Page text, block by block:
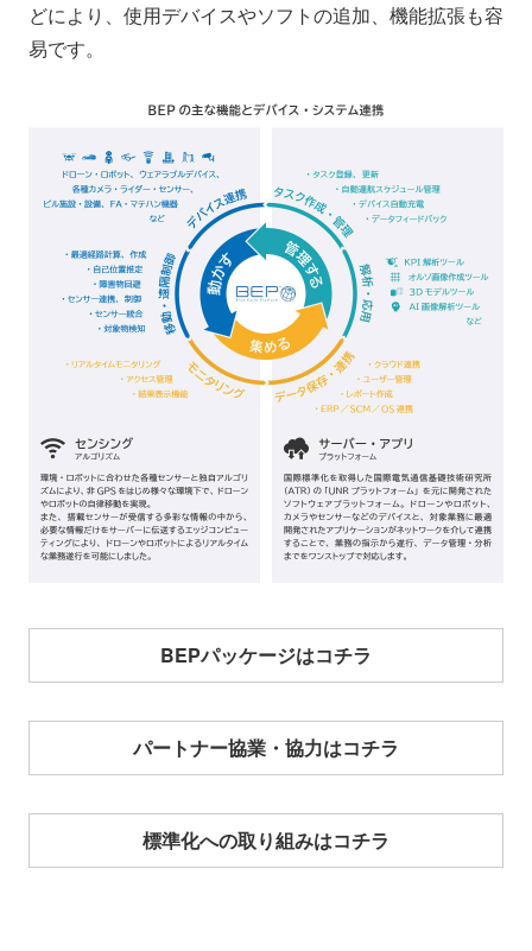
どにより、使用デバイスやソフトの追加、機能拡張も容
易です。
BEPパッケージはコチラ
パートナー協業・協力はコチラ
標準化への取り組みはコチラ